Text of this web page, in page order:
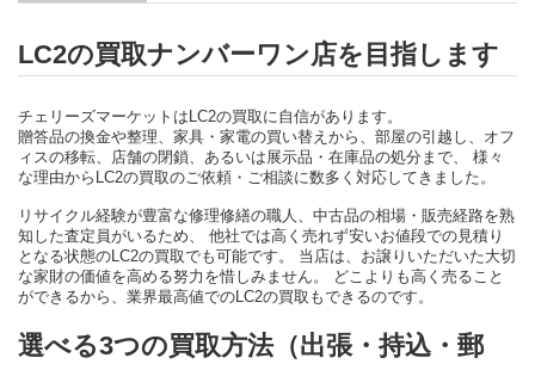
LC2の買取ナンバーワン店を目指します
チェリーズマーケットはLC2の買取に自信があります。
贈答品の換金や整理、家具・家電の買い替えから、部屋の引越し、オフ
ィスの移転、店舗の閉鎖、あるいは展示品・在庫品の処分まで、 様々
な理由からLC2の買取のご依頼・ご相談に数多く対応してきました。
リサイクル経験が豊富な修理修繕の職人、中古品の相場・販売経路を熟
知した査定員がいるため、 他社では高く売れず安いお値段での見積り
となる状態のLC2の買取でも可能です。 当店は、お譲りいただいた大切
な家財の価値を高める努力を惜しみません。 どこよりも高く売ること
ができるから、業界最高値でのLC2の買取もできるのです。
選べる3つの買取方法（出張・持込・郵